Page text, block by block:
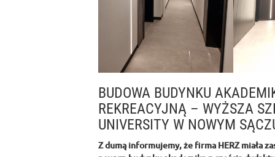
BUDOWA BUDYNKU
REKREACYJNĄ – WYŻSZA
UNIVERSITY W NOWYM
Z dumą informujemy, że firma HERZ miała